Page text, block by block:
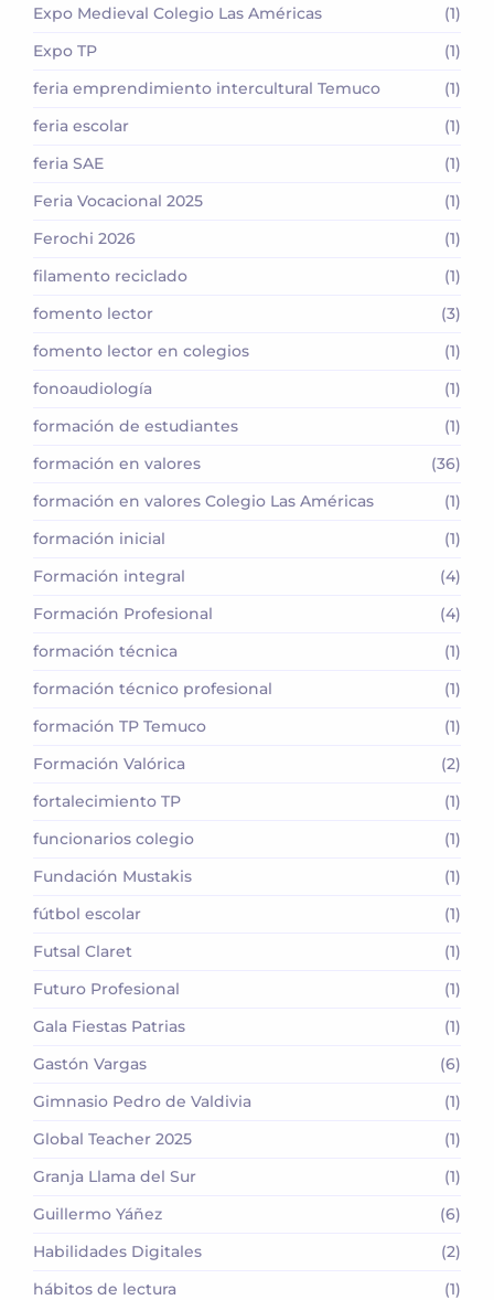
Expo Medieval Colegio Las Américas
(1)
Expo TP
(1)
feria emprendimiento intercultural Temuco
(1)
feria escolar
(1)
feria SAE
(1)
Feria Vocacional 2025
(1)
Ferochi 2026
(1)
filamento reciclado
(1)
fomento lector
(3)
fomento lector en colegios
(1)
fonoaudiología
(1)
formación de estudiantes
(1)
formación en valores
(36)
formación en valores Colegio Las Américas
(1)
formación inicial
(1)
Formación integral
(4)
Formación Profesional
(4)
formación técnica
(1)
formación técnico profesional
(1)
formación TP Temuco
(1)
Formación Valórica
(2)
fortalecimiento TP
(1)
funcionarios colegio
(1)
Fundación Mustakis
(1)
fútbol escolar
(1)
Futsal Claret
(1)
Futuro Profesional
(1)
Gala Fiestas Patrias
(1)
Gastón Vargas
(6)
Gimnasio Pedro de Valdivia
(1)
Global Teacher 2025
(1)
Granja Llama del Sur
(1)
Guillermo Yáñez
(6)
Habilidades Digitales
(2)
hábitos de lectura
(1)